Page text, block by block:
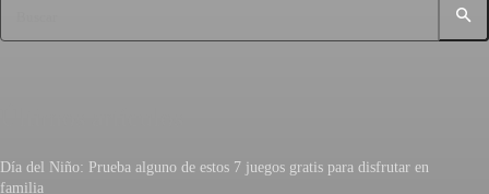
Día del Niño: Prueba alguno de estos 7 juegos gratis para disfrutar en
familia